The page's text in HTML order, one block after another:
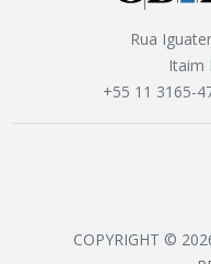
Rua
Itaim
+55 11 3165-
COPYRIGHT ©